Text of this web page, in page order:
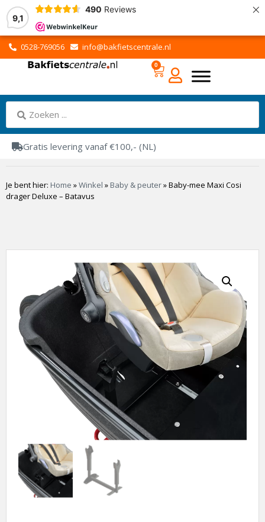
9,1
490 Reviews ×
0528-769056 info@bakfietscentrale.nl
0
Gratis levering vanaf €100,- (NL)
Je bent hier: Home »Winkel » Baby & peuter»Baby-mee Maxi Cosi
drager Deluxe – Batavus